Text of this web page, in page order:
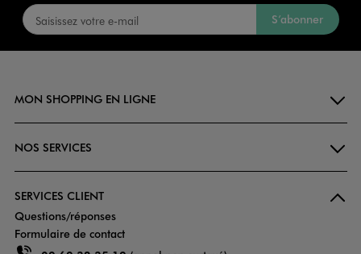
S’abonner
MON SHOPPING EN LIGNE
NOS SERVICES
SERVICES CLIENT
Questions/réponses
Formulaire de contact